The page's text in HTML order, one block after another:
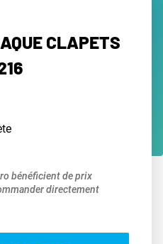
CLAPETS
bénéficient de prix
directement